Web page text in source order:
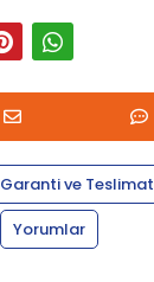
Garanti ve Teslimat
Yorumlar